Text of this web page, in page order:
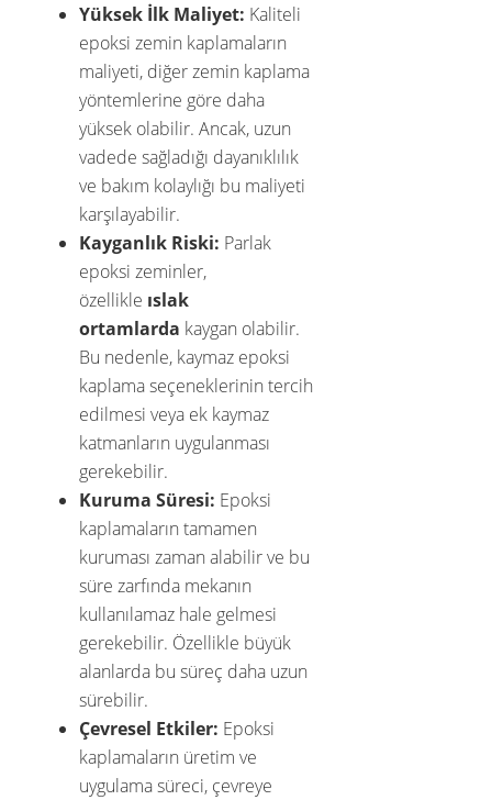
Yüksek İlk Maliyet: Kaliteli
epoksi zemin kaplamaların
maliyeti, diğer zemin kaplama
yöntemlerine göre daha
yüksek olabilir. Ancak, uzun
vadede sağladığı dayanıklılık
ve bakım kolaylığı bu maliyeti
karşılayabilir.
Kayganlık Riski: Parlak
epoksi zeminler,
özellikle ıslak
ortamlarda kaygan olabilir.
Bu nedenle, kaymaz epoksi
kaplama seçeneklerinin tercih
edilmesi veya ek kaymaz
katmanların uygulanması
gerekebilir.
Kuruma Süresi: Epoksi
kaplamaların tamamen
kuruması zaman alabilir ve bu
süre zarfında mekanın
kullanılamaz hale gelmesi
gerekebilir. Özellikle büyük
alanlarda bu süreç daha uzun
sürebilir.
Çevresel Etkiler: Epoksi
kaplamaların üretim ve
uygulama süreci, çevreye